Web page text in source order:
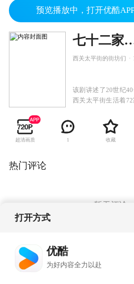
预览播放中，打开优酷
七十二家房
西关太平街的街坊们
该剧讲述了20世纪
西关太平街生活着
超清画质 1 收藏
热门评论
暂无评论
打开方式
优酷
为好内容全力以赴